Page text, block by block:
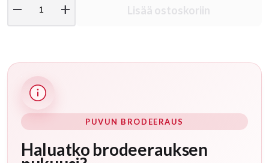
remove add Lisää ostoskoriin
PUVUN BRODEERAUS
Haluatko brodeerauksen